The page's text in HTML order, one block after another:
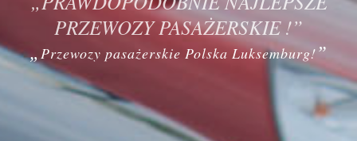
PRZEWOZY PASAŻERSKIE !”
„ Przewozy pasażerskie Polska Luksemburg!”